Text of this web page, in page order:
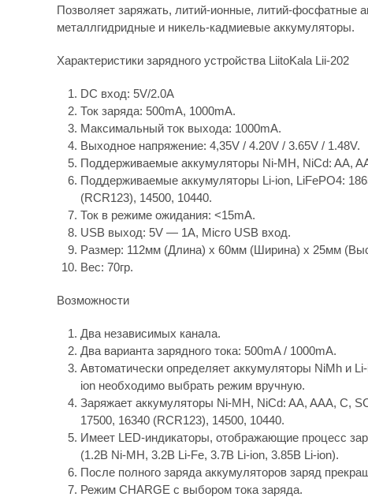
Позволяет заряжать, литий-ионные, литий-фосфатные
металлгидридные и никель-кадмиевые аккумуляторы.
Характеристики зарядного устройства LiitoKala Lii-202
DC вход: 5V/2.0A
Ток заряда: 500mA, 1000mA.
Максимальный ток выхода: 1000mA.
Выходное напряжение: 4,35V / 4.20V / 3.65V / 1.48V.
Поддерживаемые аккумуляторы Ni-MH, NiCd: AA,
Поддерживаемые аккумуляторы Li-ion, LiFePO4:
(RCR123), 14500, 10440.
Ток в режиме ожидания: <15mA.
USB выход: 5V — 1A, Micro USB вход.
Размер: 112мм (Длина) x 60мм (Ширина) x 25мм
Вес: 70гр.
Возможности
Два независимых канала.
Два варианта зарядного тока: 500mA / 1000mA.
Автоматически определяет аккумуляторы NiMh и
ion необходимо выбрать режим вручную.
Заряжает аккумуляторы Ni-MH, NiCd: AA, AAA, C,
17500, 16340 (RCR123), 14500, 10440.
Имеет LED-индикаторы, отображающие процесс
(1.2В Ni-MH, 3.2В Li-Fe, 3.7В Li-ion, 3.85В Li-ion).
После полного заряда аккумуляторов заряд
Режим CHARGE с выбором тока заряда.